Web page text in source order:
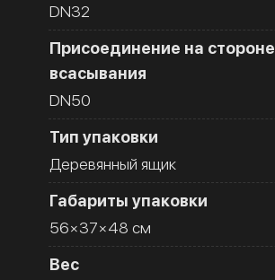
DN32
Присоединение на стороне
всасывания
DN50
Тип упаковки
Деревянный ящик
Габариты упаковки
56×37×48 см
Вес